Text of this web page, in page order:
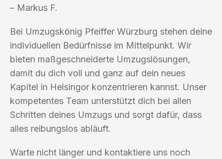
– Markus F.
Bei Umzugskönig Pfeiffer Würzburg stehen deine
individuellen Bedürfnisse im Mittelpunkt. Wir
bieten maßgeschneiderte Umzugslösungen,
damit du dich voll und ganz auf dein neues
Kapitel in Helsingor konzentrieren kannst. Unser
kompetentes Team unterstützt dich bei allen
Schritten deines Umzugs und sorgt dafür, dass
alles reibungslos abläuft.
Warte nicht länger und kontaktiere uns noch